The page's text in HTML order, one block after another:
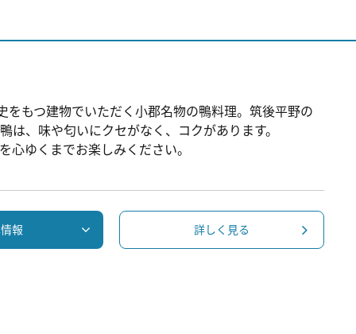
をもつ建物でいただく小郡名物の鴨料理。筑後平野の
は、味や匂いにクセがなく、コクがあります。
心ゆくまでお楽しみください。
報 詳しく見る